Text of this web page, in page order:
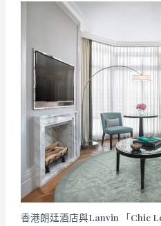
香港朗廷酒店與Lanvin 「Chic